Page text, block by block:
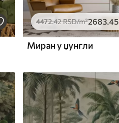
4472.42RSD/m²2683.45
Миран у џунгли